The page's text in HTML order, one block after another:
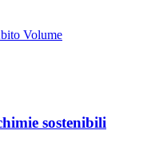
sostenibili